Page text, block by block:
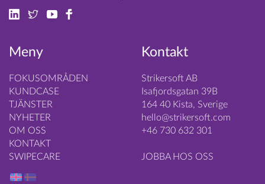
Meny
FOKUSOMRÅDEN
KUNDCASE
TJÄNSTER
NYHETER
OM OSS
KONTAKT
SWIPECARE
Kontakt
Strikersoft AB
Isafjordsgatan 39B
164 40 Kista, Sverige
hello@strikersoft.com
+46 730 632 301
JOBBA HOS OSS